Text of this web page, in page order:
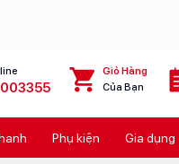
Giỏ Hàng
Của Bạn
Phụ kiện Gia dụng